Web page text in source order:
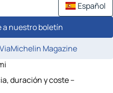
Español
a nuestro boletín
Magazine
duración y coste –